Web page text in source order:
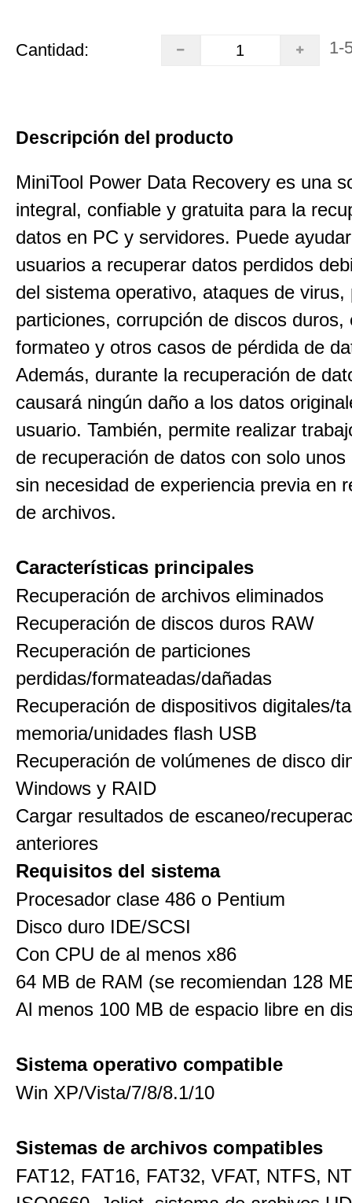
Cantidad: 1-
Descripción del producto
MiniTool Power Data Recovery es una
integral, confiable y gratuita para la
datos en PC y servidores. Puede
usuarios a recuperar datos perdidos
del sistema operativo, ataques de virus,
particiones, corrupción de discos duros,
formateo y otros casos de pérdida de
Además, durante la recuperación de
causará ningún daño a los datos
usuario. También, permite realizar
de recuperación de datos con solo
sin necesidad de experiencia previa en
de archivos.
Características principales
Recuperación de archivos eliminados
Recuperación de discos duros RAW
Recuperación de particiones
perdidas/formateadas/dañadas
Recuperación de dispositivos digitales/
memoria/unidades flash USB
Recuperación de volúmenes de disco
Windows y RAID
Cargar resultados de escaneo/
anteriores
Requisitos del sistema
Procesador clase 486 o Pentium
Disco duro IDE/SCSI
Con CPU de al menos x86
64 MB de RAM (se recomiendan 128
Al menos 100 MB de espacio libre en
Sistema operativo compatible
Win XP/Vista/7/8/8.1/10
Sistemas de archivos compatibles
FAT12, FAT16, FAT32, VFAT, NTFS,